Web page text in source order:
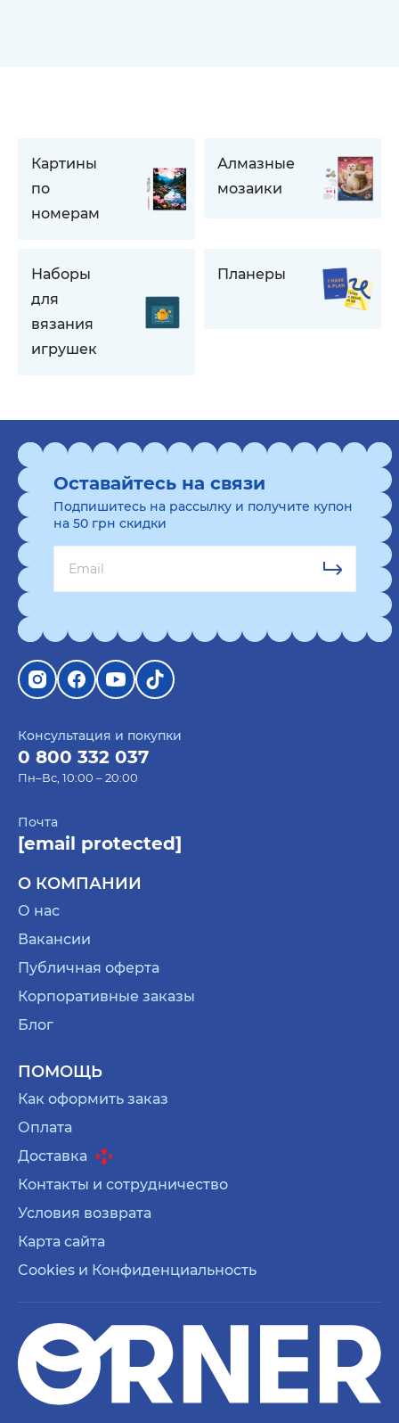
Картины
по
номерам
Алмазные
мозаики
Наборы
для
вязания
игрушек
Планеры
Консультация и покупки
0 800 332 037
Пн–Вс, 10:00 – 20:00
Почта
[email protected]
О КОМПАНИИ
О нас
Вакансии
Публичная оферта
Корпоративные заказы
Блог
ПОМОЩЬ
Как оформить заказ
Оплата
Доставка
Контакты и сотрудничество
Условия возврата
Карта сайта
Cookies и Конфиденциальность
Оставайтесь на связи
Подпишитесь на рассылку и получите купон
на 50 грн скидки